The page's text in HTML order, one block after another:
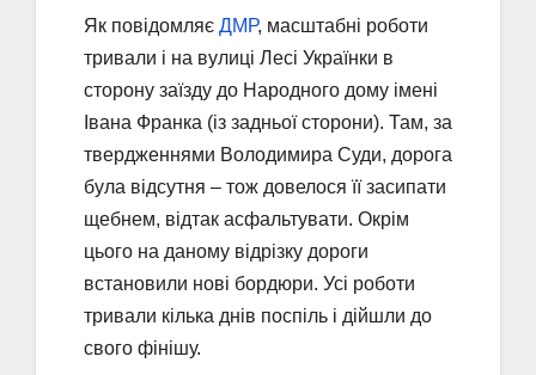
Як повідомляє ДМР, масштабні роботи
тривали і на вулиці Лесі Українки в
сторону заїзду до Народного дому імені
Івана Франка (із задньої сторони). Там, за
твердженнями Володимира Суди, дорога
була відсутня – тож довелося її засипати
щебнем, відтак асфальтувати. Окрім
цього на даному відрізку дороги
встановили нові бордюри. Усі роботи
тривали кілька днів поспіль і дійшли до
свого фінішу.